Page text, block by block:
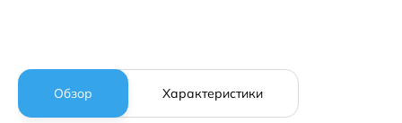
Обзор Характеристики